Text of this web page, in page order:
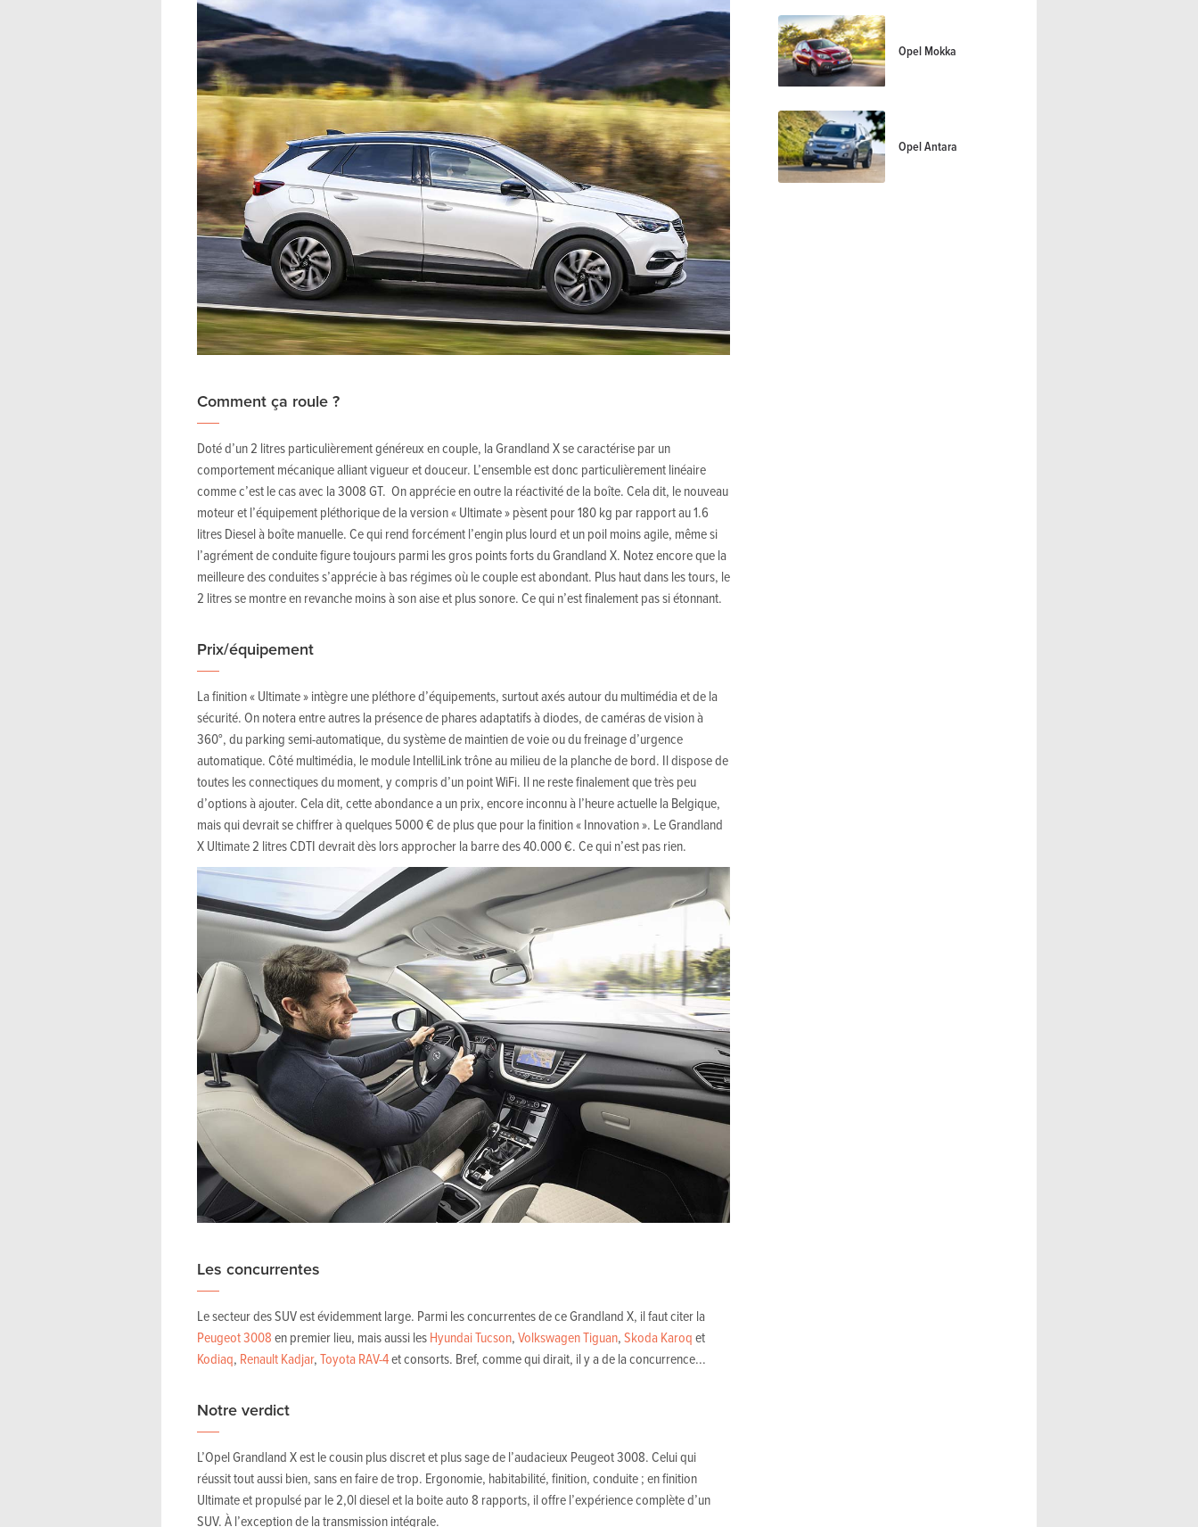
Comment ça roule ?
Doté d’un 2 litres particulièrement généreux en couple, la Grandland X se caractérise par un
comportement mécanique alliant vigueur et douceur. L’ensemble est donc particulièrement linéaire
comme c’est le cas avec la 3008 GT. On apprécie en outre la réactivité de la boîte. Cela dit, le nouveau
moteur et l’équipement pléthorique de la version « Ultimate » pèsent pour 180 kg par rapport au 1.6
litres Diesel à boîte manuelle. Ce qui rend forcément l’engin plus lourd et un poil moins agile, même si
l’agrément de conduite figure toujours parmi les gros points forts du Grandland X. Notez encore que la
meilleure des conduites s’apprécie à bas régimes où le couple est abondant. Plus haut dans les tours, le
2 litres se montre en revanche moins à son aise et plus sonore. Ce qui n’est finalement pas si étonnant.
Prix/équipement
La finition « Ultimate » intègre une pléthore d’équipements, surtout axés autour du multimédia et de la
sécurité. On notera entre autres la présence de phares adaptatifs à diodes, de caméras de vision à
360°, du parking semi-automatique, du système de maintien de voie ou du freinage d’urgence
automatique. Côté multimédia, le module IntelliLink trône au milieu de la planche de bord. Il dispose de
toutes les connectiques du moment, y compris d’un point WiFi. Il ne reste finalement que très peu
d’options à ajouter. Cela dit, cette abondance a un prix, encore inconnu à l’heure actuelle la Belgique,
mais qui devrait se chiffrer à quelques 5000 € de plus que pour la finition « Innovation ». Le Grandland
X Ultimate 2 litres CDTI devrait dès lors approcher la barre des 40.000 €. Ce qui n’est pas rien.
Les concurrentes
Le secteur des SUV est évidemment large. Parmi les concurrentes de ce Grandland X, il faut citer la
Peugeot 3008en premier lieu, mais aussi lesHyundai Tucson,Volkswagen Tiguan,Skoda Karoqet
Kodiaq, Renault Kadjar,Toyota RAV-4et consorts. Bref, comme qui dirait, il y a de la concurrence...
Notre verdict
L’Opel Grandland X est le cousin plus discret et plus sage de l’audacieux Peugeot 3008. Celui qui
réussit tout aussi bien, sans en faire de trop. Ergonomie, habitabilité, finition, conduite ; en finition
Ultimate et propulsé par le 2,0l diesel et la boite auto 8 rapports, il offre l’expérience complète d’un
SUV. À l’exception de la transmission intégrale.
Opel Mokka
Opel Antara